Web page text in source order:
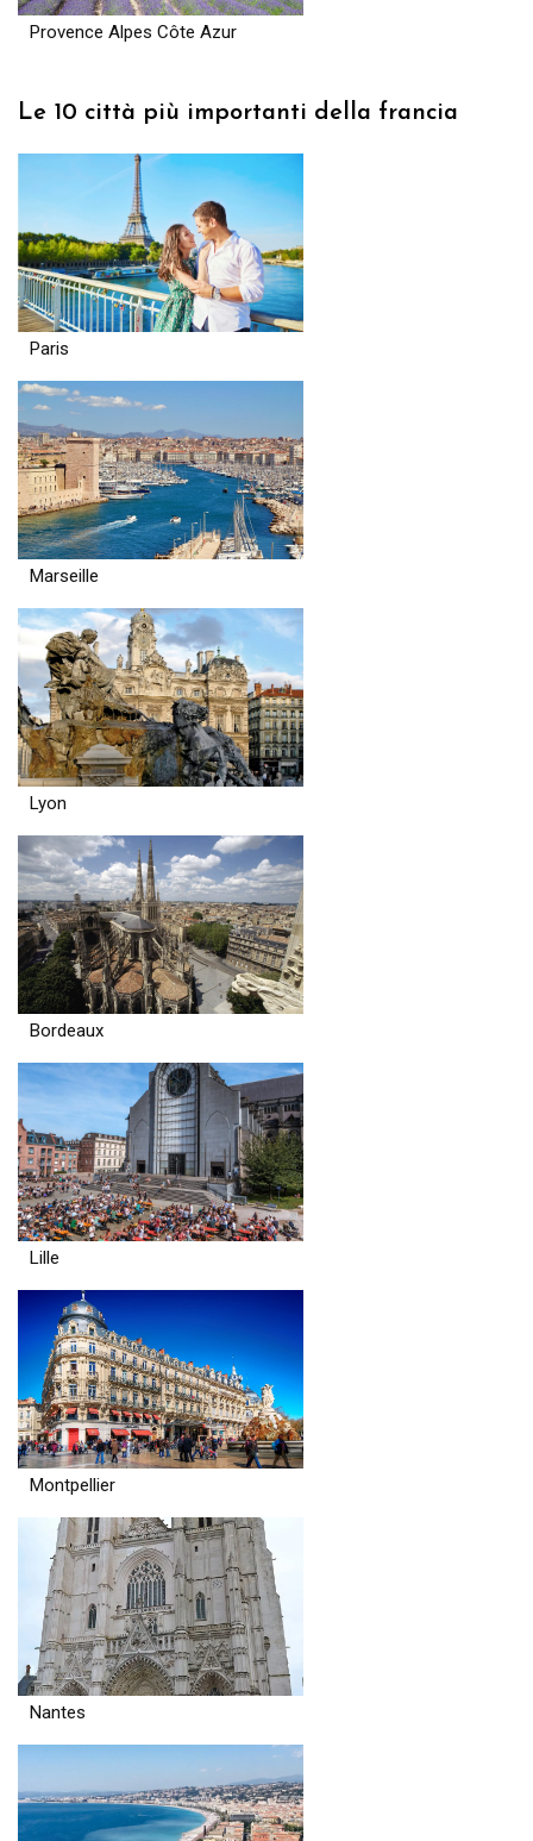
Provence Alpes Côte Azur
Le 10 città più importanti della francia
Paris
Marseille
Lyon
Bordeaux
Lille
Montpellier
Nantes